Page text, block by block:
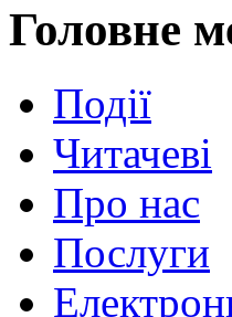
Головне
Події
Читачеві
Про нас
Послуги